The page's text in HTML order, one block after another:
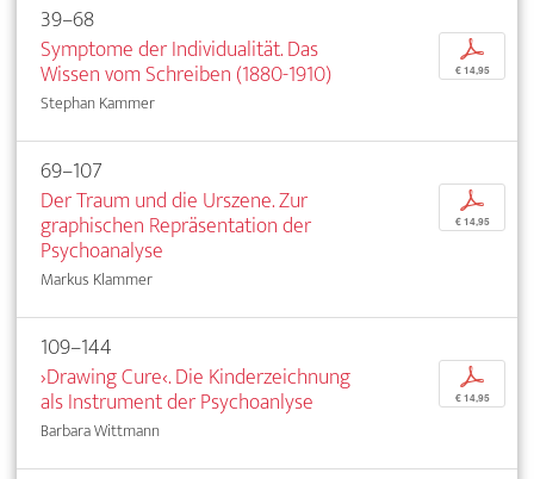
39–68
Symptome der Individualität. Das
Wissen vom Schreiben (1880-1910)
Stephan Kammer
p
€ 14,95
69–107
Der Traum und die Urszene. Zur
graphischen Repräsentation der
Psychoanalyse
Markus Klammer
p
€ 14,95
109–144
›Drawing Cure‹. Die Kinderzeichnung
als Instrument der Psychoanlyse
Barbara Wittmann
p
€ 14,95